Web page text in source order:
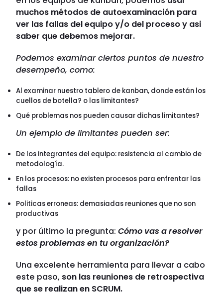
muchos métodos de autoexaminación para
ver las fallas del equipo y/o del proceso y asi
saber que debemos mejorar.
Podemos examinar ciertos puntos de nuestro
desempeño, como:
Al examinar nuestro tablero de kanban, donde están los
cuellos de botella? o las limitantes?
Qué problemas nos pueden causar dichas limitantes?
Un ejemplo de limitantes pueden ser:
De los integrantes del equipo: resistencia al cambio de
metodología.
En los procesos: no existen procesos para enfrentar las
fallas
Politicas erroneas: demasiadas reuniones que no son
productivas
y por último la pregunta: Cómo vas a resolver
estos problemas en tu organización?
Una excelente herramienta para llevar a cabo
este paso, son las reuniones de retrospectiva
que se realizan en SCRUM.